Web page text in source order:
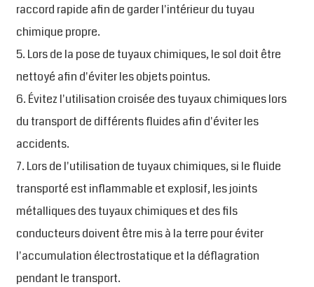
raccord rapide afin de garder l'intérieur du tuyau
chimique propre.
5. Lors de la pose de tuyaux chimiques, le sol doit être
nettoyé afin d'éviter les objets pointus.
6. Évitez l'utilisation croisée des tuyaux chimiques lors
du transport de différents fluides afin d'éviter les
accidents.
7. Lors de l'utilisation de tuyaux chimiques, si le fluide
transporté est inflammable et explosif, les joints
métalliques des tuyaux chimiques et des fils
conducteurs doivent être mis à la terre pour éviter
l'accumulation électrostatique et la déflagration
pendant le transport.